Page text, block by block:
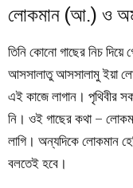
লোকমান (আ.) ও
তিনি কোনো গাছের নিচ
আসসালাতু আসসালামু ইয়া
এই কাজে লাগান। পৃথিবীর
নি। ওই গাছের কথা –
লাগি। অন্যদিকে লোকমান
বলতেই হবে।